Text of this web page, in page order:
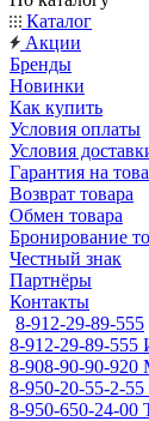
Каталог
Акции
Бренды
Новинки
Как купить
Условия оплаты
Условия
Гарантия на
Возврат товара
Обмен товара
Бронирование
Честный знак
Партнёры
Контакты
8-912-29-89-555
8-912-29-89-555
8-908-90-90-920
8-950-20-55-2-55
8-950-650-24-00